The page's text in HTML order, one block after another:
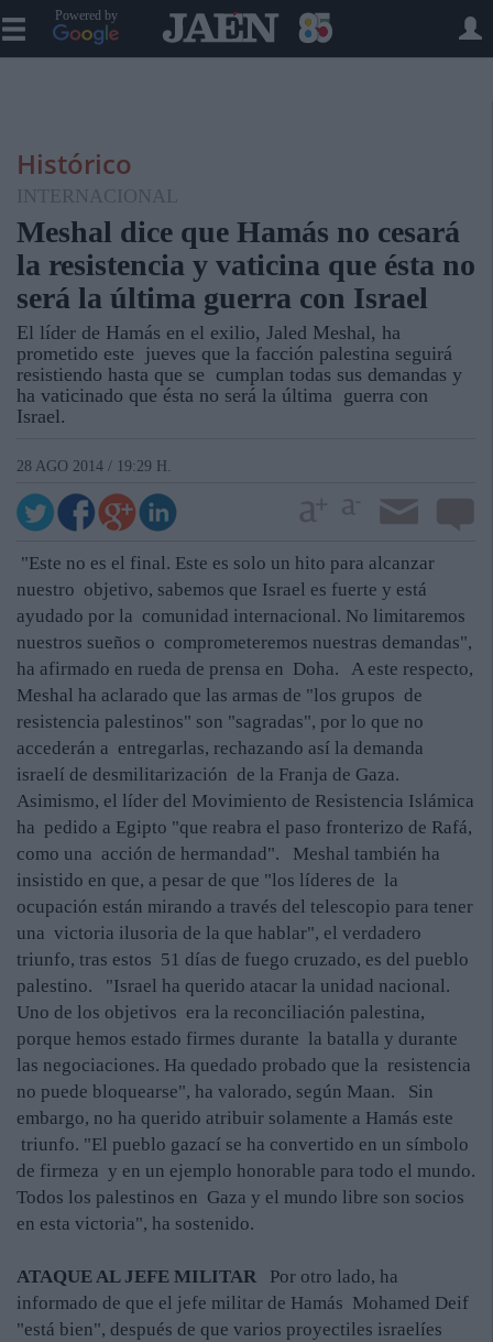
Powered by
Histórico
INTERNACIONAL
Meshal dice que Hamás no cesará
la resistencia y vaticina que ésta no
será la última guerra con Israel
El líder de Hamás en el exilio, Jaled Meshal, ha
prometido este jueves que la facción palestina seguirá
resistiendo hasta que se cumplan todas sus demandas y
ha vaticinado que ésta no será la última guerra con
Israel.
28 AGO 2014 / 19:29 H.
"Este no es el final. Este es solo un hito para alcanzar
nuestro objetivo, sabemos que Israel es fuerte y está
ayudado por la comunidad internacional. No limitaremos
nuestros sueños o comprometeremos nuestras demandas",
ha afirmado en rueda de prensa en Doha. A este respecto,
Meshal ha aclarado que las armas de "los grupos de
resistencia palestinos" son "sagradas", por lo que no
accederán a entregarlas, rechazando así la demanda
israelí de desmilitarización de la Franja de Gaza.
Asimismo, el líder del Movimiento de Resistencia Islámica
ha pedido a Egipto "que reabra el paso fronterizo de Rafá,
como una acción de hermandad". Meshal también ha
insistido en que, a pesar de que "los líderes de la
ocupación están mirando a través del telescopio para tener
una victoria ilusoria de la que hablar", el verdadero
triunfo, tras estos 51 días de fuego cruzado, es del pueblo
palestino. "Israel ha querido atacar la unidad nacional.
Uno de los objetivos era la reconciliación palestina,
porque hemos estado firmes durante la batalla y durante
las negociaciones. Ha quedado probado que la resistencia
no puede bloquearse", ha valorado, según Maan. Sin
embargo, no ha querido atribuir solamente a Hamás este
triunfo. "El pueblo gazací se ha convertido en un símbolo
de firmeza y en un ejemplo honorable para todo el mundo.
Todos los palestinos en Gaza y el mundo libre son socios
en esta victoria", ha sostenido.
ATAQUE AL JEFE MILITAR
Por otro lado, ha
informado de que el jefe militar de Hamás Mohamed Deif
"está bien", después de que varios proyectiles israelíes